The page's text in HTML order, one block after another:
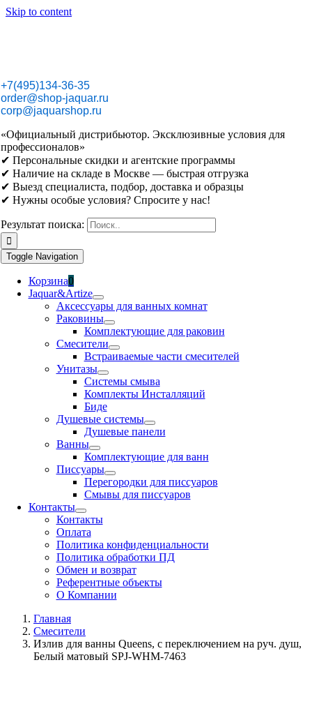
Skip to content
+7(495)134-36-35
order@shop-jaquar.ru
corp@jaquarshop.ru
«Официальный дистрибьютор. Эксклюзивные условия для
профессионалов»
✔ Персональные скидки и агентские программы
✔ Наличие на складе в Москве — быстрая отгрузка
✔ Выезд специалиста, подбор, доставка и образцы
✔ Нужны особые условия? Спросите у нас!
Результат поиска:
Toggle Navigation
Корзина0
Jaquar&Artize
Аксессуары для ванных комнат
Раковины
Комплектующие для раковин
Смесители
Встраиваемые части смесителей
Унитазы
Системы смыва
Комплекты Инсталляций
Биде
Душевые системы
Душевые панели
Ванны
Комплектующие для ванн
Писсуары
Перегородки для писсуаров
Смывы для писсуаров
Контакты
Контакты
Оплата
Политика конфиденциальности
Политика обработки ПД
Обмен и возврат
Референтные объекты
О Компании
Главная
Смесители
Излив для ванны Queens, с переключением на руч. душ,
Белый матовый SPJ-WHM-7463